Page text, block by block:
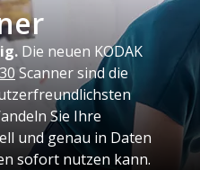
Die neuen KODAK
Scanner sind die
Sie Ihre
und genau in Daten
sofort nutzen kann.